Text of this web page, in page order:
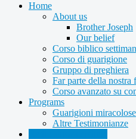
Home
About us
Brother Joseph
Our belief
Corso biblico
Corso di guarigione
Gruppo di preghiera
Far parte della nostra
Corso avanzato su
Programs
Guarigioni miracolose
Altre Testimonianze